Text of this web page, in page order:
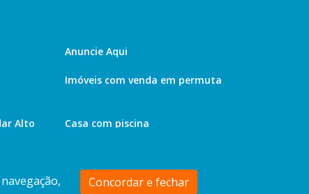
Concordar e fechar
Anuncie Aqui
Imóveis com venda em permuta
Alto Casa com piscina